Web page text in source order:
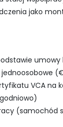
jako
umowy
VCA na
(samochód